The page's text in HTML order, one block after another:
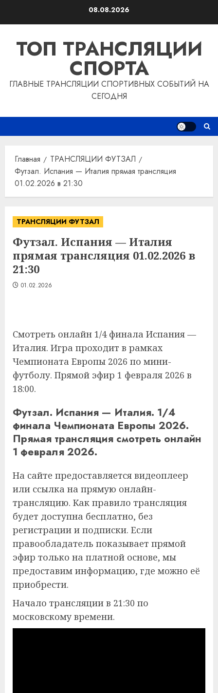
08.08.2026
ТОП ТРАНСЛЯЦИИ
СПОРТА
ГЛАВНЫЕ ТРАНСЛЯЦИИ СПОРТИВНЫХ СОБЫТИЙ НА
СЕГОДНЯ
Главная
ТРАНСЛЯЦИИ ФУТЗАЛ
Футзал. Испания — Италия прямая трансляция
01.02.2026 в 21:30
ТРАНСЛЯЦИИ ФУТЗАЛ
Футзал. Испания — Италия
прямая трансляция 01.02.2026 в
21:30
01.02.2026
Смотреть онлайн 1/4 финала Испания —
Италия. Игра проходит в рамках
Чемпионата Европы 2026 по мини-
футболу. Прямой эфир 1 февраля 2026 в
18:00.
Футзал. Испания — Италия. 1/4
финала Чемпионата Европы 2026.
Прямая трансляция смотреть онлайн
1 февраля 2026.
На сайте предоставляется видеоплеер
или ссылка на прямую онлайн-
трансляцию. Как правило трансляция
будет доступна бесплатно, без
регистрации и подписки. Если
правообладатель показывает прямой
эфир только на платной основе, мы
предоставим информацию, где можно её
приобрести.
Начало трансляции в 21:30 по
московскому времени.